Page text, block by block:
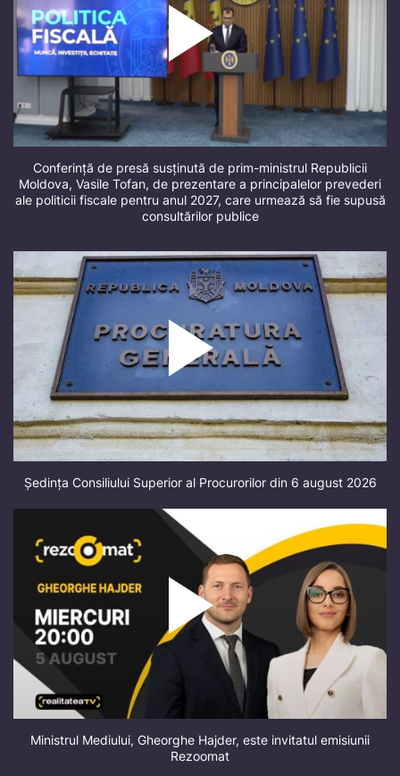
Conferință de presă susținută de prim-ministrul Republicii
Moldova, Vasile Tofan, de prezentare a principalelor prevederi
ale politicii fiscale pentru anul 2027, care urmează să fie supusă
consultărilor publice
Ședința Consiliului Superior al Procurorilor din 6 august 2026
Ministrul Mediului, Gheorghe Hajder, este invitatul emisiunii
Rezoomat